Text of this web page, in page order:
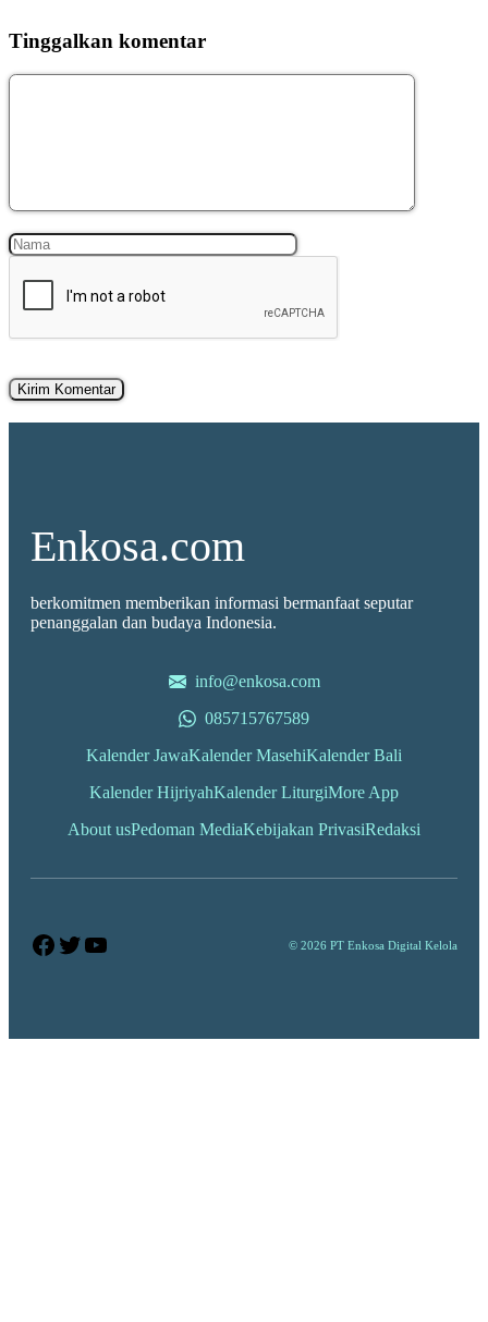
Tinggalkan komentar
Komentar
Nama Surel
Enkosa.com
berkomitmen memberikan informasi bermanfaat seputar
penanggalan dan budaya Indonesia.
info@enkosa.com
085715767589
Kalender JawaKalender MasehiKalender Bali
Kalender HijriyahKalender LiturgiMore App
About usPedoman MediaKebijakan PrivasiRedaksi
Facebook
Twitter
YouTube © 2026 PT Enkosa Digital Kelola